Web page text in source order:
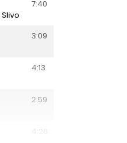
Slivo
7:40
3:09
4:13
2:59
4:26